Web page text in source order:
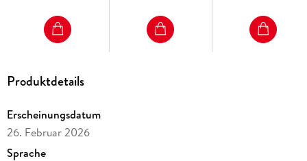
Produktdetails
Erscheinungsdatum
26. Februar 2026
Sprache